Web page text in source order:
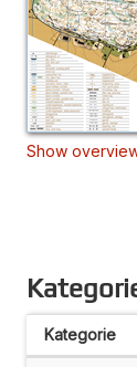
Show
Kategorie